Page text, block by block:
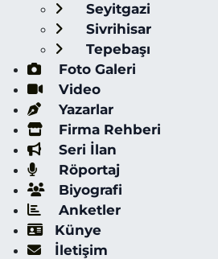
Seyitgazi
Sivrihisar
Tepebaşı
Foto Galeri
Video
Yazarlar
Firma Rehberi
Seri İlan
Röportaj
Biyografi
Anketler
Künye
İletişim